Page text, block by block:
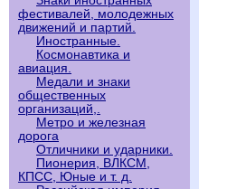
фестивалей, молодежных
движений и партий.
Иностранные.
Космонавтика и
авиация.
Медали и знаки
общественных
организаций,.
Метро и железная
дорога
Отличники и ударники.
Пионерия, ВЛКСМ,
КПСС, Юные и т. д.